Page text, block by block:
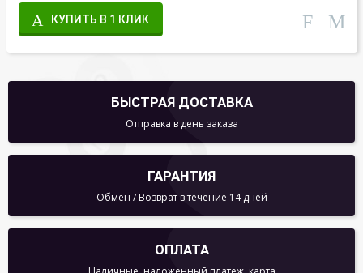
КУПИТЬ В 1 КЛИК
БЫСТРАЯ ДОСТАВКА
Отправка в день заказа
ГАРАНТИЯ
Обмен / Возврат в течение 14 дней
ОПЛАТА